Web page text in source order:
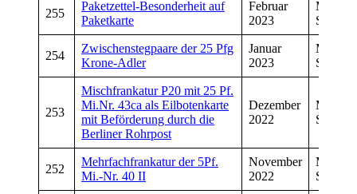
255
Paketzettel-Besonderheit auf
Paketkarte
Februar
2023
254
Zwischenstegpaare der 25 Pfg
Krone-Adler
Januar
2023
253
Mischfrankatur P20 mit 25 Pf.
Mi.Nr. 43ca als Eilbotenkarte
mit Beförderung durch die
Berliner Rohrpost
Dezember
2022
252
Mehrfachfrankatur der 5Pf.
Mi.-Nr. 40 II
November
2022